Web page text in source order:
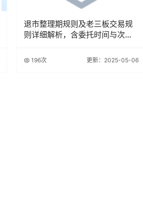
退市整理期规则及老三板交易规
则详细解析，含委托时间与次数
196次 更新：2025-05-06